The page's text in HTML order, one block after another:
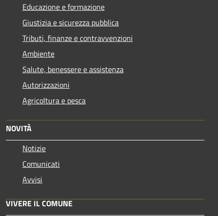
Educazione e formazione
Giustizia e sicurezza pubblica
Tributi, finanze e contravvenzioni
Ambiente
Salute, benessere e assistenza
Autorizzazioni
Agricoltura e pesca
NOVITÀ
Notizie
Comunicati
Avvisi
VIVERE IL COMUNE